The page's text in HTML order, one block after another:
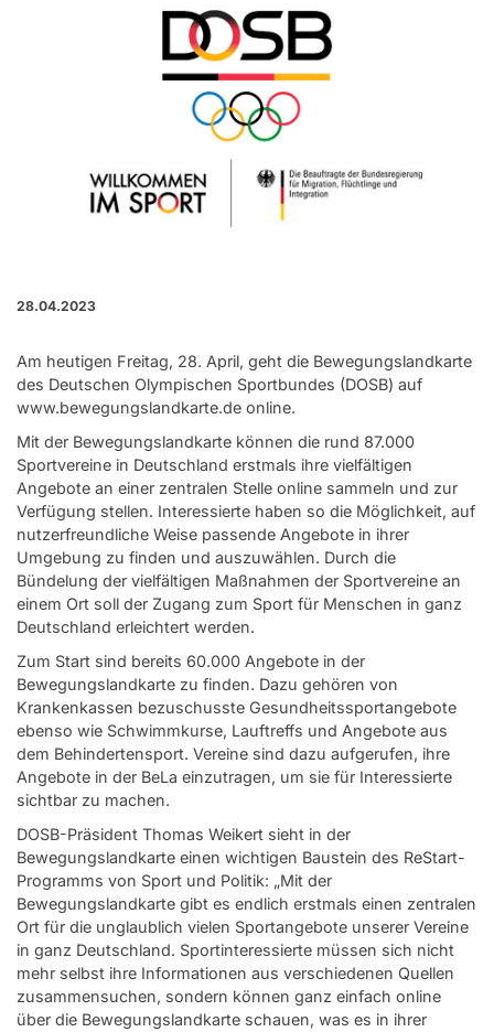
28.04.2023
Am heutigen Freitag, 28. April, geht die Bewegungslandkarte
des Deutschen Olympischen Sportbundes (DOSB) auf
www.bewegungslandkarte.de online.
Mit der Bewegungslandkarte können die rund 87.000
Sportvereine in Deutschland erstmals ihre vielfältigen
Angebote an einer zentralen Stelle online sammeln und zur
Verfügung stellen. Interessierte haben so die Möglichkeit, auf
nutzerfreundliche Weise passende Angebote in ihrer
Umgebung zu finden und auszuwählen. Durch die
Bündelung der vielfältigen Maßnahmen der Sportvereine an
einem Ort soll der Zugang zum Sport für Menschen in ganz
Deutschland erleichtert werden.
Zum Start sind bereits 60.000 Angebote in der
Bewegungslandkarte zu finden. Dazu gehören von
Krankenkassen bezuschusste Gesundheitssportangebote
ebenso wie Schwimmkurse, Lauftreffs und Angebote aus
dem Behindertensport. Vereine sind dazu aufgerufen, ihre
Angebote in der BeLa einzutragen, um sie für Interessierte
sichtbar zu machen.
DOSB-Präsident Thomas Weikert sieht in der
Bewegungslandkarte einen wichtigen Baustein des ReStart-
Programms von Sport und Politik: „Mit der
Bewegungslandkarte gibt es endlich erstmals einen zentralen
Ort für die unglaublich vielen Sportangebote unserer Vereine
in ganz Deutschland. Sportinteressierte müssen sich nicht
mehr selbst ihre Informationen aus verschiedenen Quellen
zusammensuchen, sondern können ganz einfach online
über die Bewegungslandkarte schauen, was es in ihrer